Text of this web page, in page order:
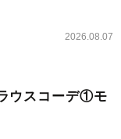
2026.08.07
ウスコーデ①モ